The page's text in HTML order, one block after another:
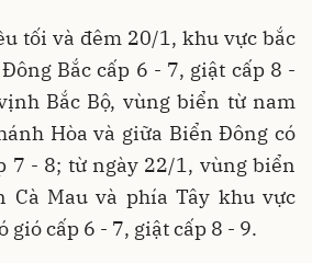
tối và đêm 20/1, khu vực bắc
Bắc cấp 6 - 7, giật cấp 8 -
Bắc Bộ, vùng biển từ nam
Hòa và giữa Biển Đông có
7 - 8; từ ngày 22/1, vùng biển
Cà Mau và phía Tây khu vực
gió cấp 6 - 7, giật cấp 8 - 9.